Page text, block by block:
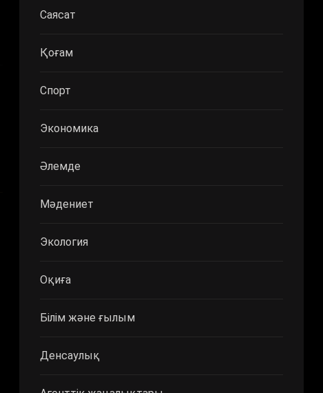
Саясат
Қоғам
Спорт
Экономика
Әлемде
Мәдениет
Экология
Оқиға
Білім және ғылым
Денсаулық